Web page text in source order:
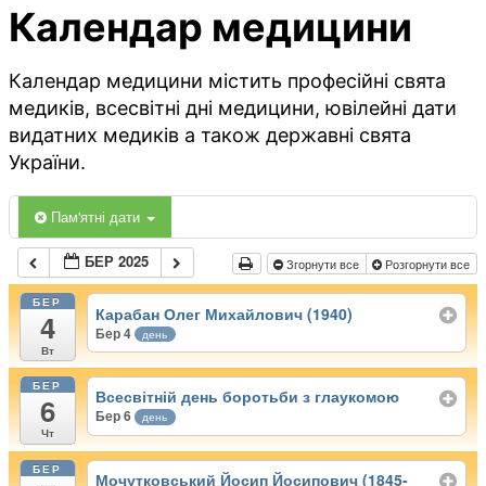
Календар медицини
Календар медицини містить професійні свята
медиків, всесвітні дні медицини, ювілейні дати
видатних медиків а також державні свята
України.
Пам'ятні дати
БЕР 2025 Згорнути все Розгорнути все
БЕР
4
Вт
Карабан Олег Михайлович (1940)
Бер 4 день
БЕР
6
Чт
Всесвітній день боротьби з глаукомою
Бер 6 день
БЕР
Мочутковський Йосип Йосипович (1845-